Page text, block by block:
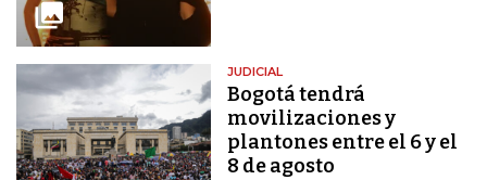
JUDICIAL
Bogotá tendrá
movilizaciones y
plantones entre el 6 y el
8 de agosto